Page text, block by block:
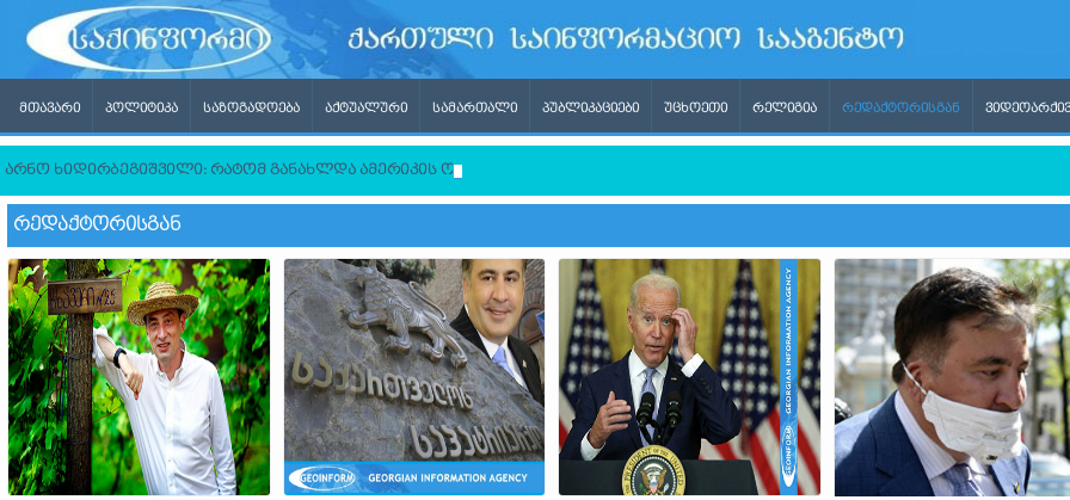
ᲛᲗᲐᲕᲐᲠᲘ ᲞᲝᲚᲘᲢᲘᲙᲐ ᲡᲐᲖᲝᲒᲐᲓᲝᲔᲑᲐ ᲐᲥᲢᲣᲐᲚᲣᲠᲘ ᲡᲐᲛᲐᲠᲗᲐᲚᲘ ᲞᲣᲑᲚᲘᲙᲐᲪᲘᲔᲑᲘ ᲣᲪᲮᲝᲔᲗᲘ ᲠᲔᲚᲘᲒᲘᲐ ᲠᲔᲓᲐᲥᲢᲝᲠᲘᲡᲒᲐᲜ
არნო ხიდირბეგიშვილი: რატომ განახლდა ამერიკის ომი ირანთან
ᲠᲔᲓᲐᲥᲢᲝᲠᲘᲡᲒᲐᲜ